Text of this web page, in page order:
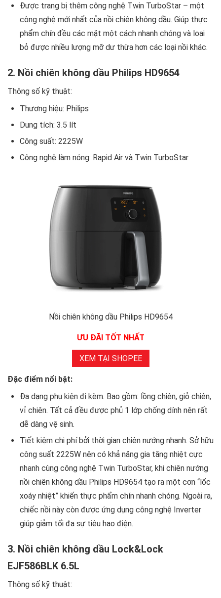
Được trang bị thêm công nghệ Twin TurboStar – một
công nghệ mới nhất của nồi chiên không dầu. Giúp thực
phẩm chín đều các mặt một cách nhanh chóng và loại
bỏ được nhiều lượng mỡ dư thừa hơn các loại nồi khác.
2. Nồi chiên không dầu Philips HD9654
Thông số kỹ thuật:
Thương hiệu: Philips
Dung tích: 3.5 lít
Công suất: 2225W
Công nghệ làm nóng: Rapid Air và Twin TurboStar
Nồi chiên không dầu Philips HD9654
ƯU ĐÃI TỐT NHẤT
XEM TẠI SHOPEE
Đặc điểm nổi bật:
Đa dạng phụ kiện đi kèm. Bao gồm: lồng chiên, giỏ chiên,
vỉ chiên. Tất cả đều được phủ 1 lớp chống dính nên rất
dễ dàng vệ sinh.
Tiết kiệm chi phí bởi thời gian chiên nướng nhanh. Sở hữu
công suất 2225W nên có khả năng gia tăng nhiệt cực
nhanh cùng công nghệ Twin TurboStar, khi chiên nướng
nồi chiên không dầu Philips HD9654 tạo ra một cơn “lốc
xoáy nhiệt” khiến thực phẩm chín nhanh chóng. Ngoài ra,
chiếc nồi này còn được ứng dụng công nghệ Inverter
giúp giảm tối đa sự tiêu hao điện.
3. Nồi chiên không dầu Lock&Lock
EJF586BLK 6.5L
Thông số kỹ thuật: